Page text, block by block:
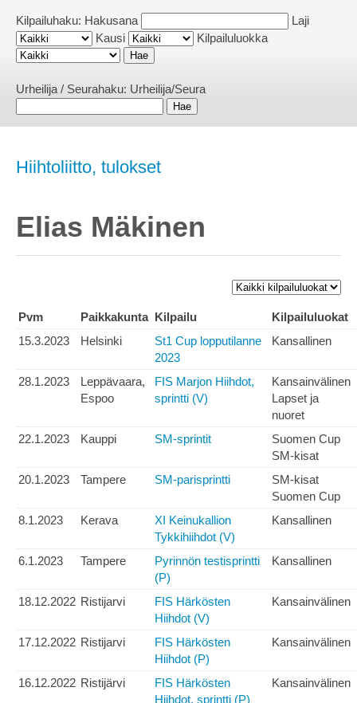
Kilpailuhaku: Hakusana
Laji
Kausi
Kilpailuluokka
Urheilija / Seurahaku: Urheilija/Seura
Hiihtoliitto, tulokset
Elias Mäkinen
Pvm Paikkakunta Kilpailu
Kilpailuluokat
15.3.2023
Helsinki
St1 Cup lopputilanne
2023
Kansallinen
28.1.2023
Leppävaara,
Espoo
FIS Marjon Hiihdot,
sprintti (V)
Kansainvälinen
Lapset ja
nuoret
22.1.2023
Kauppi SM-sprintit
Suomen Cup
SM-kisat
20.1.2023
Tampere SM-parisprintti
SM-kisat
Suomen Cup
8.1.2023
Kerava
XI Keinukallion
Tykkihiihdot (V)
Kansallinen
6.1.2023 Tampere
Pyrinnön testisprintti
(P)
Kansallinen
18.12.2022 Ristijarvi
FIS Härkösten
Hiihdot (V)
Kansainvälinen
17.12.2022 Ristijarvi
FIS Härkösten
Hiihdot (P)
Kansainvälinen
16.12.2022 Ristijärvi
FIS Härkösten
Hiihdot, sprintti (P)
Kansainvälinen